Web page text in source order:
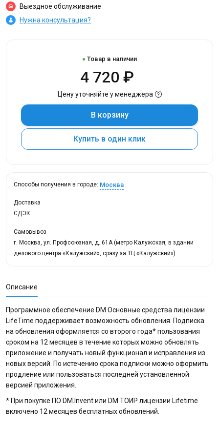
Выездное обслуживание
Нужна консультация?
Товар в наличии
4 720 ₽
Цену уточняйте у менеджера
В корзину
Купить в один клик
Способы получения в городе: Москва
Доставка
СДЭК
Самовывоз
г. Москва, ул. Профсоюзная, д. 61А (метро Калужская, в здании
делового центра «Калужский», сразу за ТЦ «Калужский»)
Описание
Программное обеспечение DM.Основные средства лицензии
LifeTime поддерживает возможность обновления. Подписка
на обновления оформляется со второго года* пользования
сроком на 12 месяцев в течение которых можно обновлять
приложение и получать новый функционал и исправления из
новых версий. По истечению срока подписки можно оформить
продление или пользоваться последней установленной
версией приложения.
* При покупке ПО DM.Invent или DM.ТОИР лицензии Lifetime
включено 12 месяцев бесплатных обновлений.